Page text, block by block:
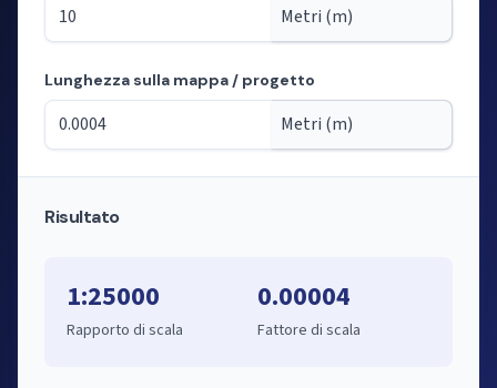
Modalità: calcolo delle lunghezze dalla scala
Lunghezza sulla mappa / progetto
Risultato
1:25000
Rapporto di scala
0.00004
Fattore di scala